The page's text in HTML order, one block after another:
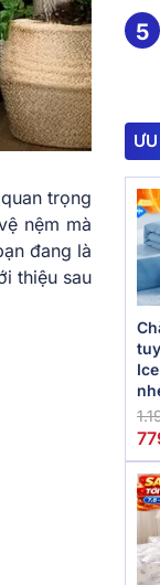
trọng
nệm mà
đang là
thiệu sau